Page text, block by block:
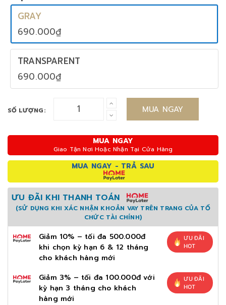
GRAY
690.000₫
TRANSPARENT
690.000₫
SỐ LƯỢNG: MUA NGAY
MUA NGAY
Giao Tận Nơi Hoặc Nhận Tại Cửa Hàng
MUA NGAY - TRẢ SAU
ƯU ĐÃI KHI THANH TOÁN
(SỬ DỤNG KHI XÁC NHẬN KHOẢN VAY TRÊN TRANG CỦA TỔ
CHỨC TÀI CHÍNH)
Giảm 10% – tối đa 500.000đ
khi chọn kỳ hạn 6 & 12 tháng
cho khách hàng mới
ƯU ĐÃI
HOT
Giảm 3% – tối đa 100.000đ với
kỳ hạn 3 tháng cho khách
hàng mới
ƯU ĐÃI
HOT